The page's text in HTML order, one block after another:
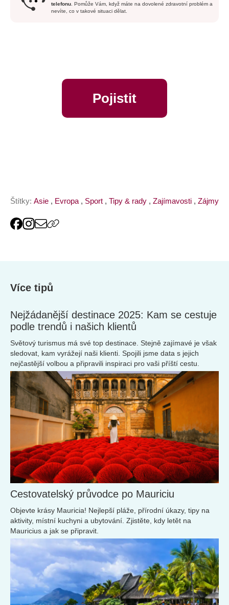
telefonu. Pomůže Vám, když máte na dovolené zdravotní problém a
nevíte, co v takové situaci dělat.
Pojistit
Štítky: Asie , Evropa , Sport , Tipy & rady , Zajímavosti , Zájmy
Více tipů
Nejžádanější destinace 2025: Kam se cestuje
podle trendů i našich klientů
Světový turismus má své top destinace. Stejně zajímavé je však
sledovat, kam vyrážejí naši klienti. Spojili jsme data s jejich
nejčastější volbou a připravili inspiraci pro vaši příští cestu.
Cestovatelský průvodce po Mauriciu
Objevte krásy Mauricia! Nejlepší pláže, přírodní úkazy, tipy na
aktivity, místní kuchyni a ubytování. Zjistěte, kdy letět na
Mauricius a jak se připravit.